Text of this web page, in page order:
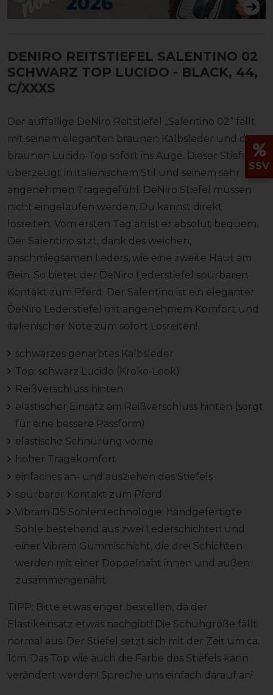
DENIRO REITSTIEFEL SALENTINO 02
SCHWARZ TOP LUCIDO - BLACK, 44,
C/XXXS
Der auffällige DeNiro Reitstiefel „Salentino 02“ fällt
mit seinem eleganten braunen Kalbsleder und dem
braunen Lucido-Top sofort ins Auge. Dieser Stiefel
überzeugt in italienischem Stil und seinem sehr
angenehmen Tragegefühl. DeNiro Stiefel müssen
nicht eingelaufen werden, Du kannst direkt
losreiten. Vom ersten Tag an ist er absolut bequem.
Der Salentino sitzt, dank des weichen,
anschmiegsamen Leders, wie eine zweite Haut am
Bein. So bietet der DeNiro Lederstiefel spürbaren
Kontakt zum Pferd. Der Salentino ist ein eleganter
DeNiro Lederstiefel mit angenehmem Komfort und
italienischer Note zum sofort Losreiten!
schwarzes genarbtes Kalbsleder
Top: schwarz Lucido (Kroko-Look)
Reißverschluss hinten
elastischer Einsatz am Reißverschluss hinten (sorgt
für eine bessere Passform)
elastische Schnürung vorne
hoher Tragekomfort
einfaches an- und ausziehen des Stiefels
spürbarer Kontakt zum Pferd
Vibram DS Sohlentechnologie: handgefertigte
Sohle bestehend aus zwei Lederschichten und
einer Vibram Gummischicht, die drei Schichten
werden mit einer Doppelnaht innen und außen
zusammengenäht
TIPP: Bitte etwas enger bestellen, da der
Elastikeinsatz etwas nachgibt! Die Schuhgröße fällt
normal aus. Der Stiefel setzt sich mit der Zeit um ca.
1cm. Das Top wie auch die Farbe des Stiefels kann
verändert werden! Spreche uns einfach darauf an!
SSV